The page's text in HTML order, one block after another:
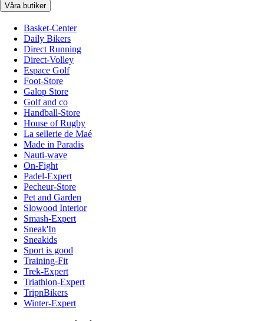
Våra butiker
Basket-Center
Daily Bikers
Direct Running
Direct-Volley
Espace Golf
Foot-Store
Galop Store
Golf and co
Handball-Store
House of Rugby
La sellerie de Maé
Made in Paradis
Nauti-wave
On-Fight
Padel-Expert
Pecheur-Store
Pet and Garden
Slowood Interior
Smash-Expert
Sneak'In
Sneakids
Sport is good
Training-Fit
Trek-Expert
Triathlon-Expert
TripnBikers
Winter-Expert